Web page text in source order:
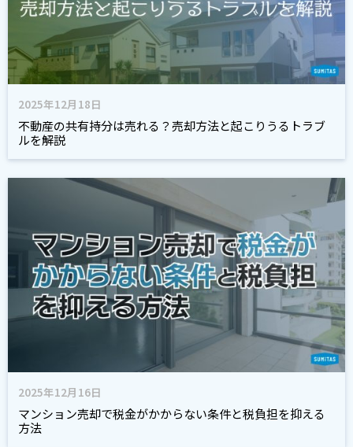
2025年12月18日
不動産の共有持分は売れる？売却方法と起こりうるトラブ
ルを解説
2025年12月16日
マンション売却で税金がかからない条件と税負担を抑える
方法